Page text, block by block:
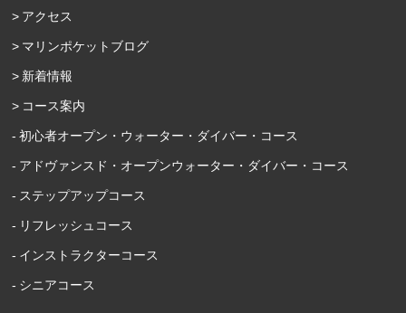
アクセス
マリンポケットブログ
新着情報
コース案内
初心者オープン・ウォーター・ダイバー・コース
アドヴァンスド・オープンウォーター・ダイバー・コース
ステップアップコース
リフレッシュコース
インストラクターコース
シニアコース